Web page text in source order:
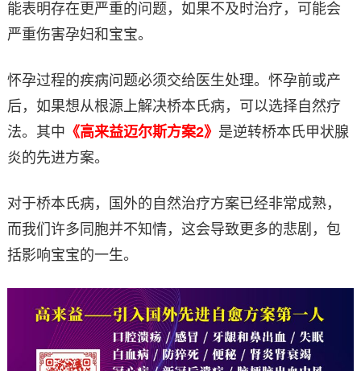
能表明存在更严重的问题，如果不及时治疗，可能会
严重伤害孕妇和宝宝。
怀孕过程的疾病问题必须交给医生处理。怀孕前或产
后，如果想从根源上解决桥本氏病，可以选择自然疗
法。其中 《高来益迈尔斯方案2》 是逆转桥本氏甲状腺
炎的先进方案。
对于桥本氏病，国外的自然治疗方案已经非常成熟，
而我们许多同胞并不知情，这会导致更多的悲剧，包
括影响宝宝的一生。